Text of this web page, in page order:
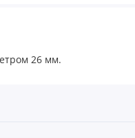
26 мм.